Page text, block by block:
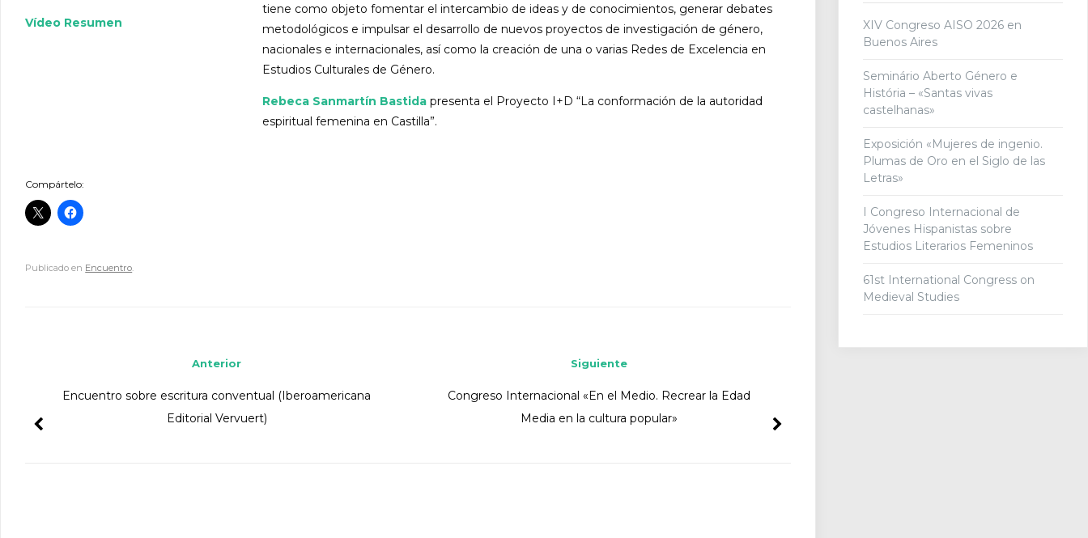
Vídeo Resumen
tiene como objeto fomentar el intercambio de ideas y de conocimientos, generar debates
metodológicos e impulsar el desarrollo de nuevos proyectos de investigación de género,
nacionales e internacionales, así como la creación de una o varias Redes de Excelencia en
Estudios Culturales de Género.
Rebeca Sanmartín Bastidapresenta el Proyecto I+D “La conformación de la autoridad
espiritual femenina en Castilla”.
Compártelo:
Publicado en Encuentro.
Siguiente
Congreso Internacional «En el Medio. Recrear la Edad
Media en la cultura popular»
Anterior
Encuentro sobre escritura conventual (Iberoamericana
Editorial Vervuert)
XIV Congreso AISO 2026 en
Buenos Aires
Seminário Aberto Género e
História – «Santas vivas
castelhanas»
Exposición «Mujeres de ingenio.
Plumas de Oro en el Siglo de las
Letras»
I Congreso Internacional de
Jóvenes Hispanistas sobre
Estudios Literarios Femeninos
61st International Congress on
Medieval Studies